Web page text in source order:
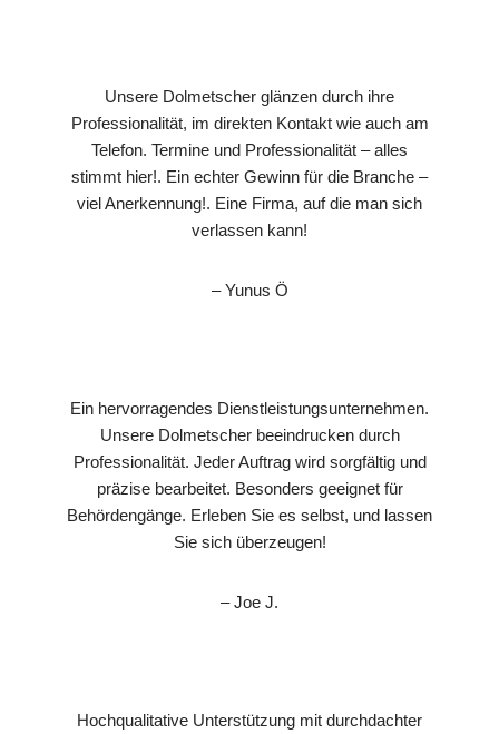
Unsere Dolmetscher glänzen durch ihre
Professionalität, im direkten Kontakt wie auch am
Telefon. Termine und Professionalität – alles
stimmt hier!. Ein echter Gewinn für die Branche –
viel Anerkennung!. Eine Firma, auf die man sich
verlassen kann!
– Yunus Ö
Ein hervorragendes Dienstleistungsunternehmen.
Unsere Dolmetscher beeindrucken durch
Professionalität. Jeder Auftrag wird sorgfältig und
präzise bearbeitet. Besonders geeignet für
Behördengänge. Erleben Sie es selbst, und lassen
Sie sich überzeugen!
– Joe J.
Hochqualitative Unterstützung mit durchdachter